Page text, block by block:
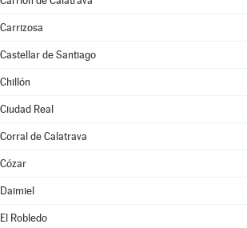
Carrizosa
Castellar de Santiago
Chillón
Ciudad Real
Corral de Calatrava
Cózar
Daimiel
El Robledo